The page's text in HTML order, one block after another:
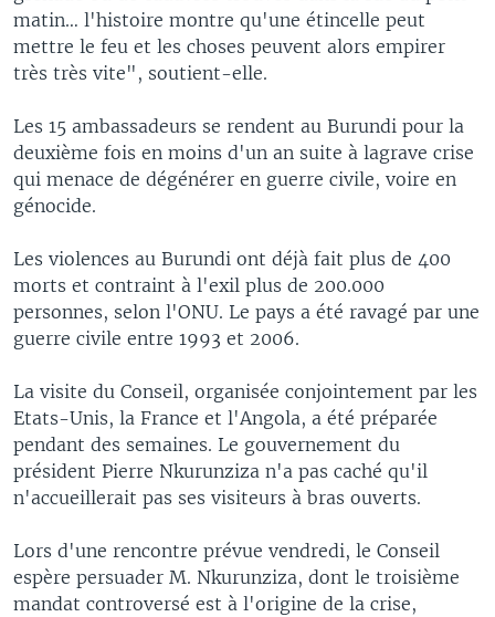
matin… l'histoire montre qu'une étincelle peut
mettre le feu et les choses peuvent alors empirer
très très vite", soutient-elle.
Les 15 ambassadeurs se rendent au Burundi pour la
deuxième fois en moins d'un an suite à lagrave crise
qui menace de dégénérer en guerre civile, voire en
génocide.
Les violences au Burundi ont déjà fait plus de 400
morts et contraint à l'exil plus de 200.000
personnes, selon l'ONU. Le pays a été ravagé par une
guerre civile entre 1993 et 2006.
La visite du Conseil, organisée conjointement par les
Etats-Unis, la France et l'Angola, a été préparée
pendant des semaines. Le gouvernement du
président Pierre Nkurunziza n'a pas caché qu'il
n'accueillerait pas ses visiteurs à bras ouverts.
Lors d'une rencontre prévue vendredi, le Conseil
espère persuader M. Nkurunziza, dont le troisième
mandat controversé est à l'origine de la crise,